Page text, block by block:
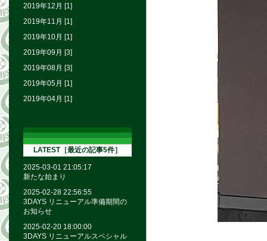
2019年12月 [1]
2019年11月 [1]
2019年10月 [1]
2019年09月 [3]
2019年08月 [3]
2019年05月 [1]
2019年04月 [1]
LATEST［最近の記事5件］
2025-03-01 21:05:17
新たな始まり
2025-02-28 22:56:55
3DAYS リニューアル準備期間の
お知らせ
2025-02-20 18:00:00
3DAYS リニューアルスペシャル